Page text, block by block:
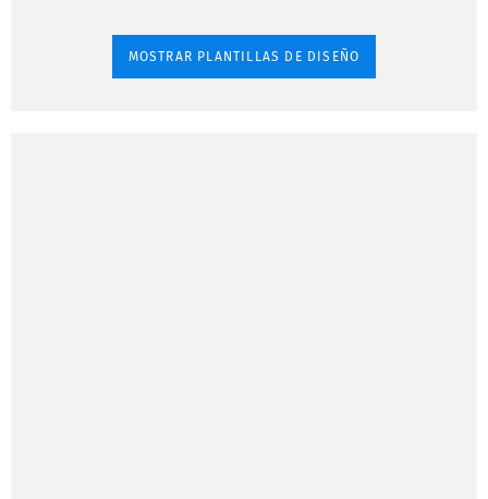
MOSTRAR PLANTILLAS DE DISEÑO